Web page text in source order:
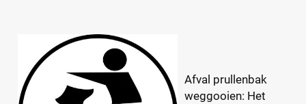
Afval prullenbak
weggooien: Het